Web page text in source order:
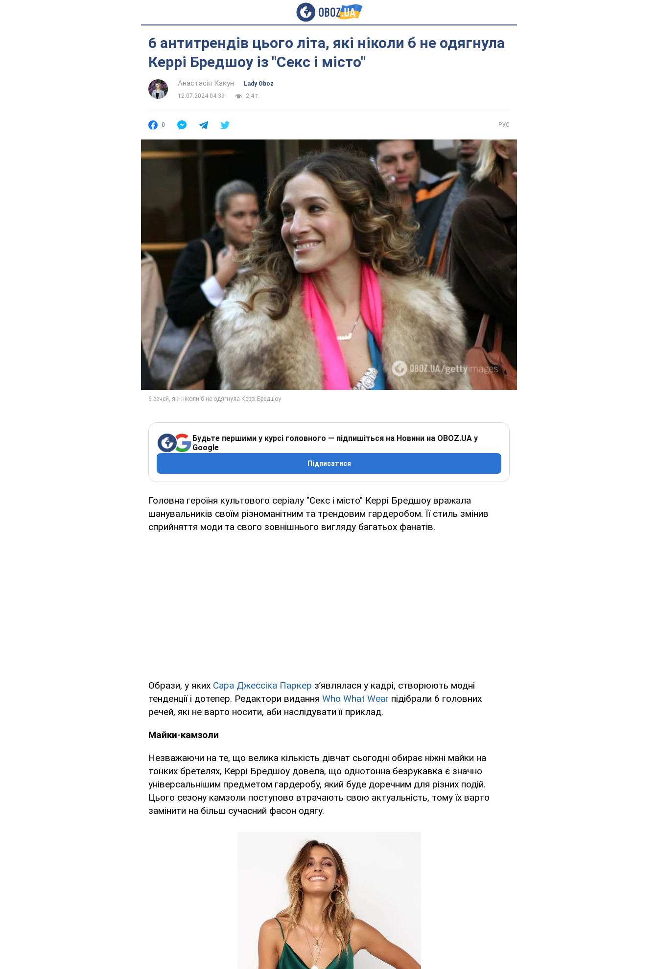
6 антитрендів цього літа, які ніколи б не одягнула
Керрі Бредшоу із "Секс і місто"
Анастасія Какун
Lady Oboz
12.07.2024 04:39
2,4 т.
0 РУС
Будьте першими у курсі головного — підпишіться на Новини на OBOZ.UA у
Google
Підписатися
Головна героїня культового серіалу "Секс і місто" Керрі Бредшоу вражала
шанувальників своїм різноманітним та трендовим гардеробом. Її стиль змінив
сприйняття моди та свого зовнішнього вигляду багатьох фанатів.
Образи, у яких Сара Джессіка Паркер з’являлася у кадрі, створюють модні
тенденції і дотепер. Редактори видання Who What Wear підібрали 6 головних
речей, які не варто носити, аби наслідувати її приклад.
Майки-камзоли
Незважаючи на те, що велика кількість дівчат сьогодні обирає ніжні майки на
тонких бретелях, Керрі Бредшоу довела, що однотонна безрукавка є значно
універсальнішим предметом гардеробу, який буде доречним для різних подій.
Цього сезону камзоли поступово втрачають свою актуальність, тому їх варто
замінити на більш сучасний фасон одягу.